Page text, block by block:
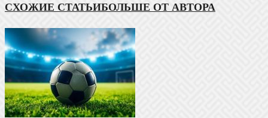
СХОЖИЕ СТАТЬИБОЛЬШЕ ОТ АВТОРА